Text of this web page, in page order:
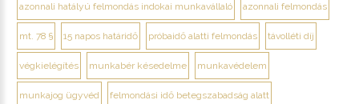
azonnali hatályú felmondás indokai munkavállaló azonnali felmondás
mt. 78 § 15 napos határidő próbaidő alatti felmondás távolléti díj
végkielégítés munkabér késedelme munkavédelem
munkajog ügyvéd felmondási idő betegszabadság alatt